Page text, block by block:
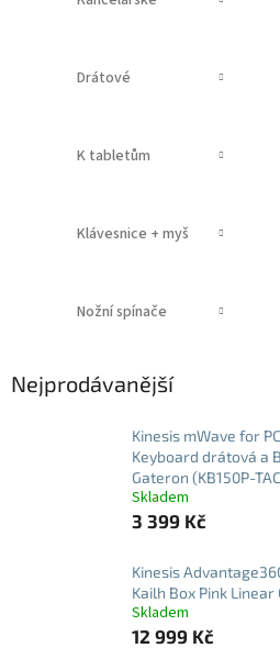
Drátové
K tabletům
Klávesnice + myš
Nožní spínače
Nejprodávanější
Kinesis mWave for
Keyboard drátová a
Gateron (KB150P-
Skladem
3 399 Kč
Kinesis
Kailh Box Pink Linear
Skladem
12 999 Kč